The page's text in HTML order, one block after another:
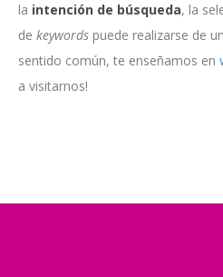
la intención de búsqueda, la
de keywords puede realizarse de
sentido común, te enseñamos en
a visitarnos!